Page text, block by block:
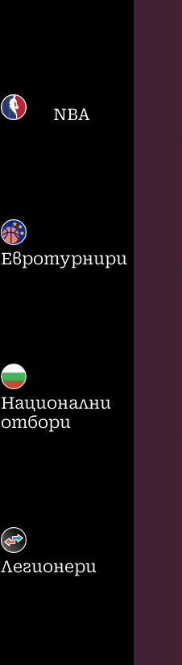
NBA
Евротурнири
Национални
отбори
Легионери